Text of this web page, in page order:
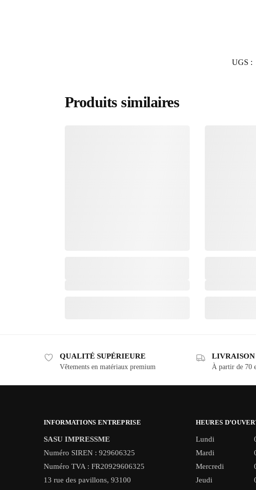
UGS :
Produits similaires
QUALITÉ SUPÉRIEURE
Vêtements en matériaux premium À partir de 70
INFORMATIONS ENTREPRISE
SASU IMPRESSME
Numéro SIREN : 929606325
Numéro TVA : FR20929606325
13 rue des pavillons, 93100
HEURES
Lundi
Mardi
Mercredi
Jeudi